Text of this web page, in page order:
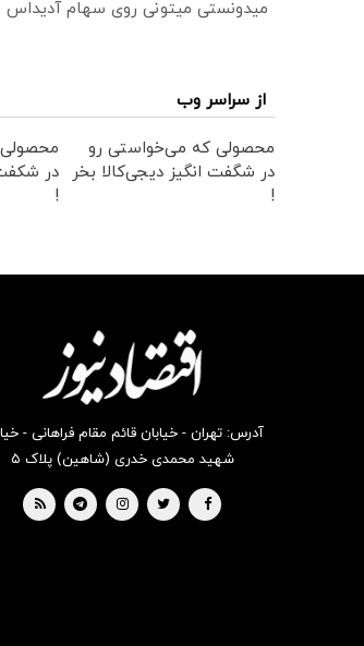
میدونستی میتونی روی سهام آدیداس
از سراسر وب
محصولی که می‌خواستی رو
در شگفت انگیز دیجی‌کالا بخر
!
در
!
آدرس: تهران - خیابان قائم مقام فراهانی -
شهید محمدی خدری (شاهین) پلاک ۵